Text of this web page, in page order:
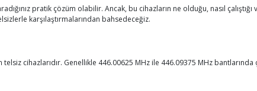
pratik çözüm olabilir. Ancak, bu cihazların ne olduğu, nasıl çalıştığı
karşılaştırmalarından bahsedeceğiz.
cihazlarıdır. Genellikle 446.00625 MHz ile 446.09375 MHz bantlarında